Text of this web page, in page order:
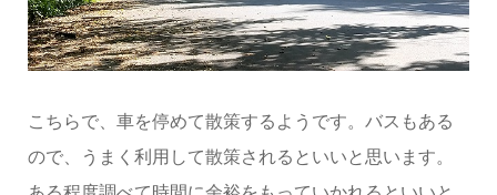
こちらで、車を停めて散策するようです。バスもある
ので、うまく利用して散策されるといいと思います。